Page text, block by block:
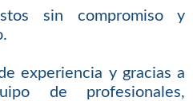
sin compromiso y
experiencia y gracias a
de profesionales,